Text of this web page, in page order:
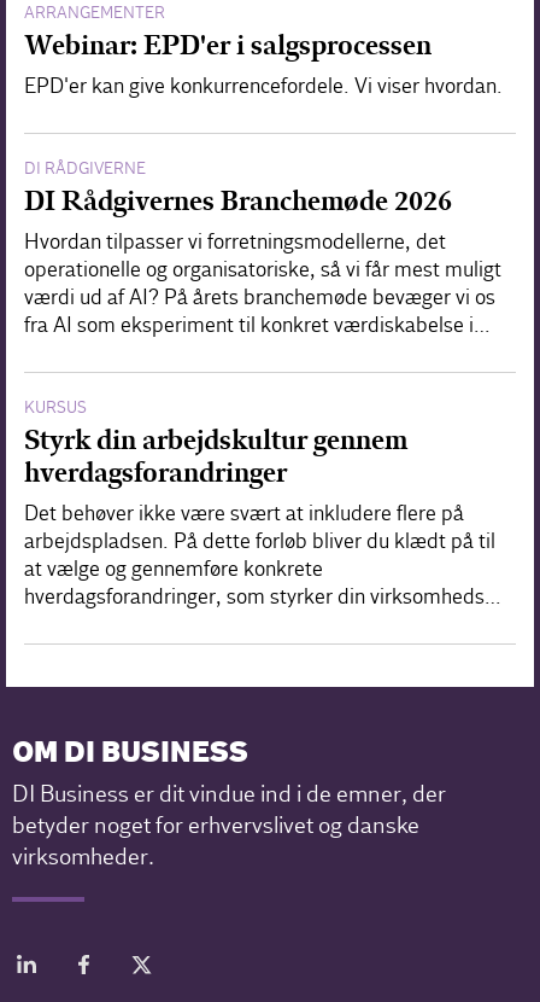
ARRANGEMENTER
Webinar: EPD'er i salgsprocessen
EPD'er kan give konkurrencefordele. Vi viser hvordan.
DI RÅDGIVERNE
DI Rådgivernes Branchemøde 2026
Hvordan tilpasser vi forretningsmodellerne, det
operationelle og organisatoriske, så vi får mest muligt
værdi ud af AI? På årets branchemøde bevæger vi os
fra AI som eksperiment til konkret værdiskabelse i…
KURSUS
Styrk din arbejdskultur gennem
hverdagsforandringer
Det behøver ikke være svært at inkludere flere på
arbejdspladsen. På dette forløb bliver du klædt på til
at vælge og gennemføre konkrete
hverdagsforandringer, som styrker din virksomheds…
OM DI BUSINESS
DI Business er dit vindue ind i de emner, der
betyder noget for erhvervslivet og danske
virksomheder.